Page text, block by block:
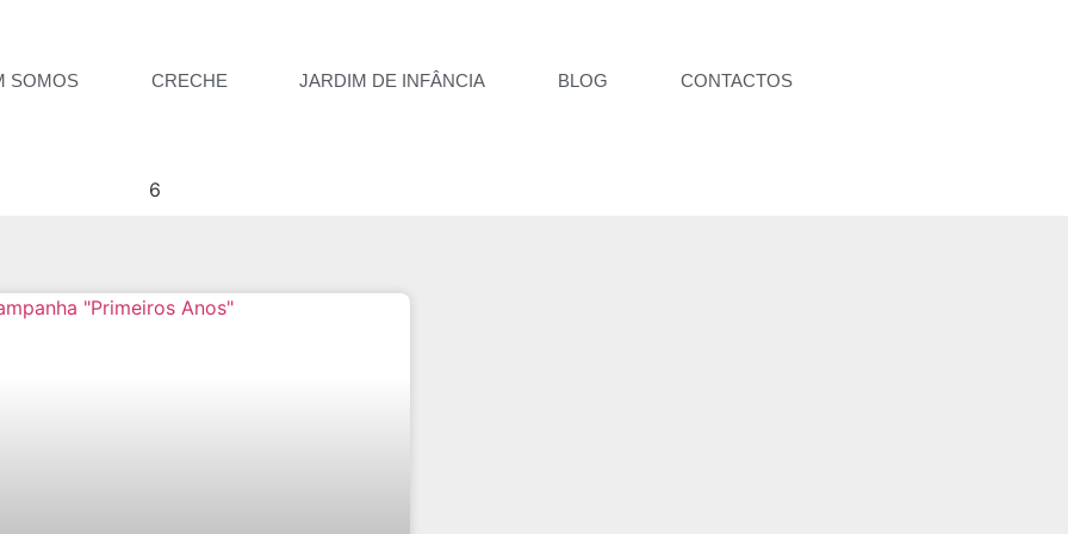
SOMOS CRECHE JARDIM DE INFÂNCIA BLOG CONTACTOS